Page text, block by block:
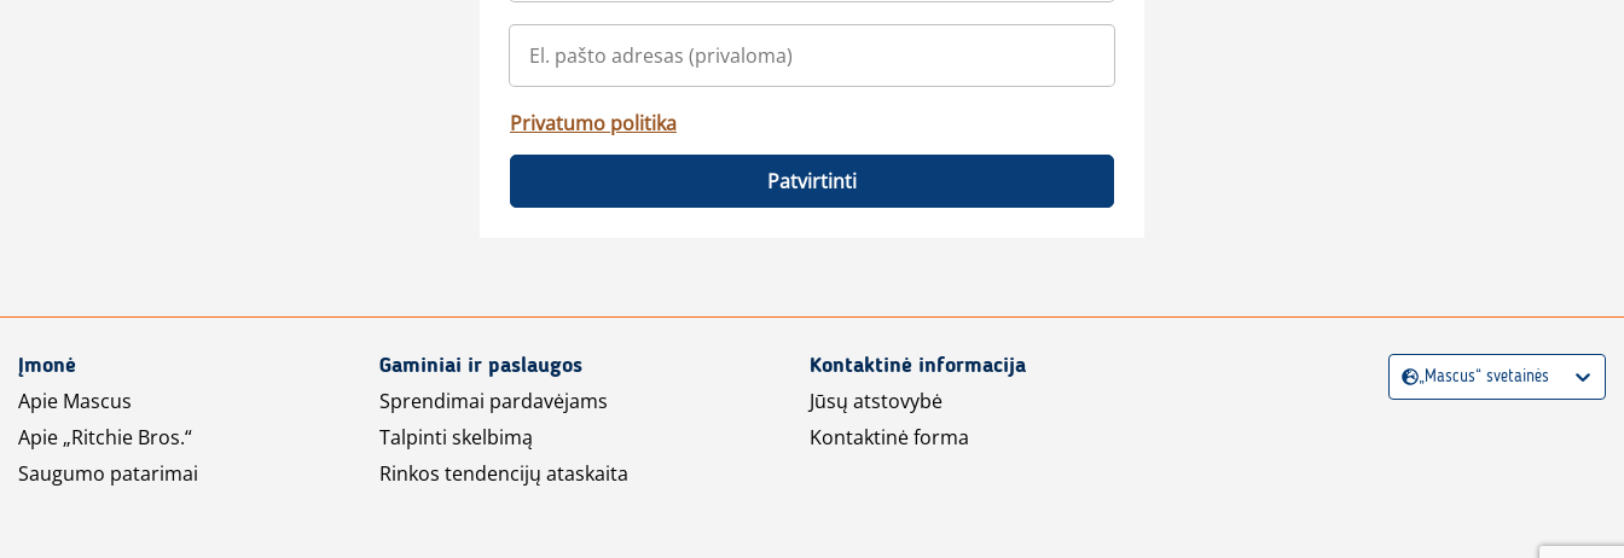
Privatumo politika
Patvirtinti
Įmonė
Apie Mascus
Apie „Ritchie Bros.“
Saugumo patarimai
Gaminiai ir paslaugos
Sprendimai pardavėjams
Talpinti skelbimą
Rinkos tendencijų ataskaita
Kontaktinė informacija
Jūsų atstovybė
Kontaktinė forma
„Mascus“ svetainės